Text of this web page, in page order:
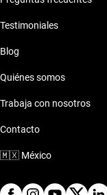
Testimoniales
Blog
Quiénes somos
Trabaja con nosotros
Contacto
🇲🇽 México